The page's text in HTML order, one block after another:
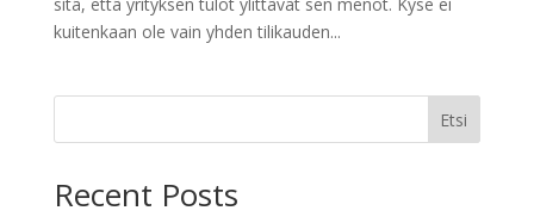
kuitenkaan ole vain yhden tilikauden...
Etsi
Recent Posts